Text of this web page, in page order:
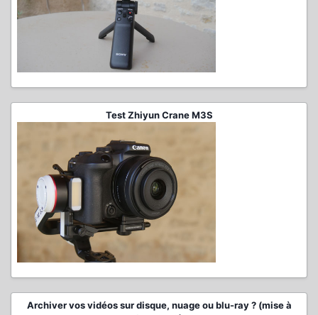
Test Zhiyun Crane M3S
Archiver vos vidéos sur disque, nuage ou blu-ray ? (mise à